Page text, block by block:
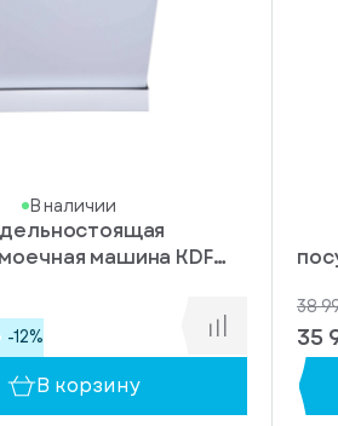
В наличии
машина KDF
-12%
В корзину
38
35